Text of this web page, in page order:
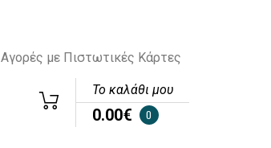
Αγορές με Πιστωτικές Κάρτες
Το καλάθι μου
0.00€ 0